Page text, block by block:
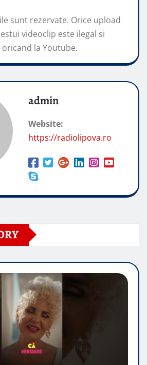
sunt rezervate. Orice upload
videoclip este ilegal si
la Youtube.
admin
Website:
https://radiolipova.ro